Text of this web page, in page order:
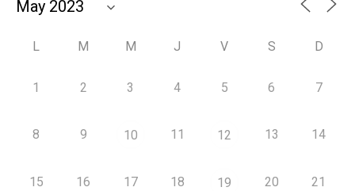
L M M J V S D
1 2 3 4 5 6 7
8 9 10 11 12 13 14
15 16 17 18 19 20 21